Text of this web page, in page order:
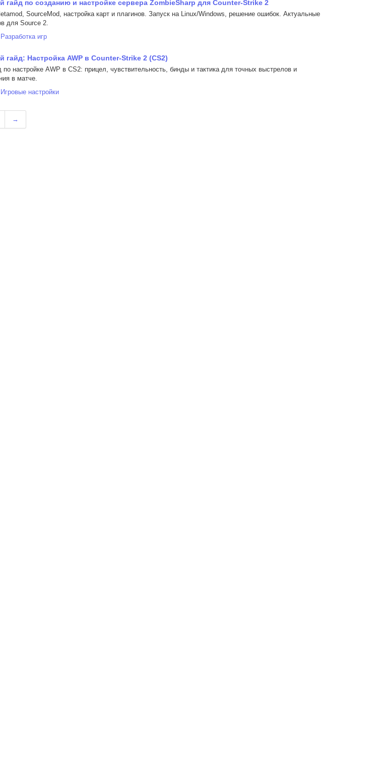
гайд по созданию и настройке сервера ZombieSharp для Counter-Strike 2
SourceMod, настройка карт и плагинов. Запуск на Linux/Windows, решение ошибок. Актуальные
для Source 2.
Разработка игр
гайд: Настройка AWP в Counter-Strike 2 (CS2)
по настройке AWP в CS2: прицел, чувствительность, бинды и тактика для точных выстрелов и
в матче.
Игровые настройки
→